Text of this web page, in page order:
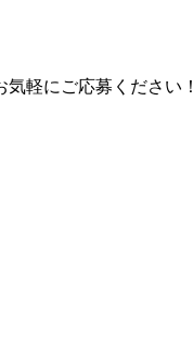
軽にご応募ください！